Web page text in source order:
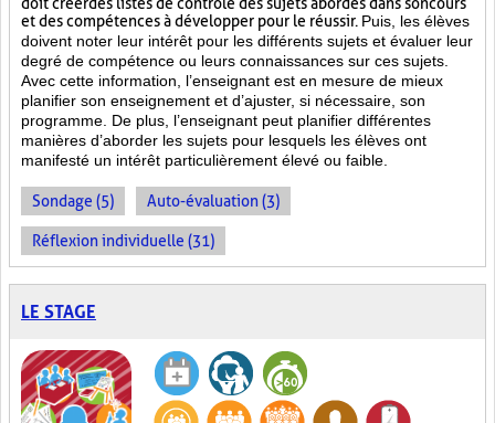
et des compétences à développer pour le réussir. Puis, les élèves
doivent noter leur intérêt pour les différents sujets et évaluer leur
degré de compétence ou leurs connaissances sur ces sujets.
Avec cette information, l’enseignant est en mesure de mieux
planifier son enseignement et d’ajuster, si nécessaire, son
programme. De plus, l’enseignant peut planifier différentes
manières d’aborder les sujets pour lesquels les élèves ont
manifesté un intérêt particulièrement élevé ou faible.
Sondage (5) Auto-évaluation (3)
Réflexion individuelle (31)
LE STAGE